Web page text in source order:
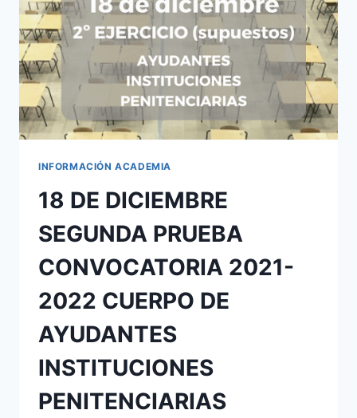
INFORMACIÓN ACADEMIA
18 DE DICIEMBRE
SEGUNDA PRUEBA
CONVOCATORIA 2021-
2022 CUERPO DE
AYUDANTES
INSTITUCIONES
PENITENCIARIAS